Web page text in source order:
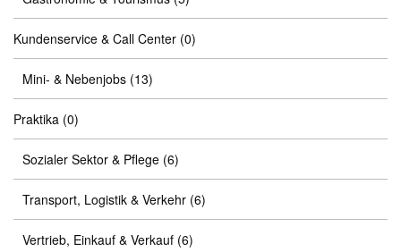
Kundenservice & Call Center (0)
Mini- & Nebenjobs (13)
Praktika (0)
Sozialer Sektor & Pflege (6)
Transport, Logistik & Verkehr (6)
Vertrieb, Einkauf & Verkauf (6)